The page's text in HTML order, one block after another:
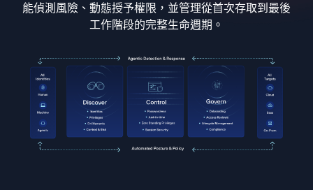
能偵測風險、動態授予權限，並管理從首次存取到最後
工作階段的完整生命週期。